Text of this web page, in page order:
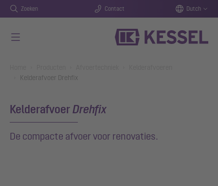
Zoeken Contact Dutch
Kelderafvoer Drehfix
KelderafvoerDrehfix
De compacte afvoer voor renovaties.